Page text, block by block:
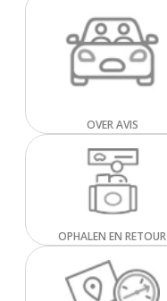
OVER AVIS
OPHALEN EN RETOUR